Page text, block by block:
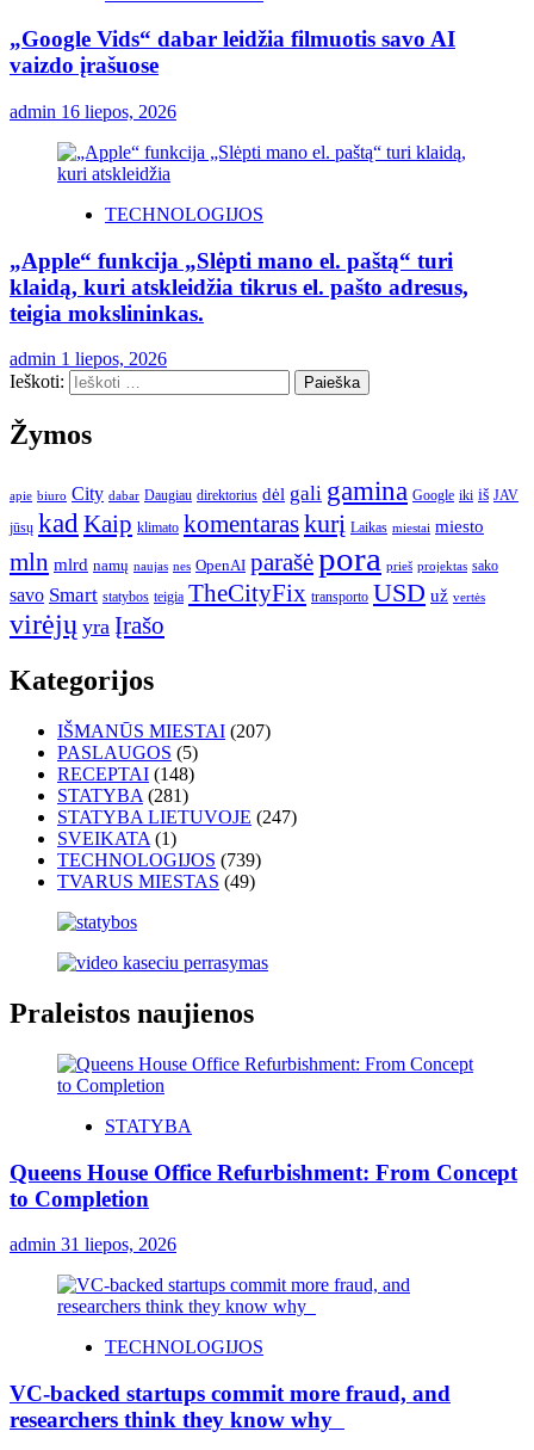
„Google Vids“ dabar leidžia filmuotis savo AI
vaizdo įrašuose
admin 16 liepos, 2026
TECHNOLOGIJOS
„Apple“ funkcija „Slėpti mano el. paštą“ turi
klaidą, kuri atskleidžia tikrus el. pašto adresus,
teigia mokslininkas.
admin 1 liepos, 2026
Ieškoti:
Žymos
apie biuro City dabar Daugiau direktorius dėl gali gamina Google iki iš JAV
jūsų kad Kaip klimato komentaraskurį Laikas miestai miesto
mln mlrd namų naujas nes OpenAI parašėpora prieš projektas sako
savo Smart statybos teigia TheCityFix transporto USD už vertės
virėjų yra Įrašo
Kategorijos
IŠMANŪS MIESTAI (207)
PASLAUGOS (5)
RECEPTAI (148)
STATYBA (281)
STATYBA LIETUVOJE (247)
SVEIKATA (1)
TECHNOLOGIJOS (739)
TVARUS MIESTAS (49)
Praleistos naujienos
STATYBA
Queens House Office Refurbishment: From Concept
to Completion
admin 31 liepos, 2026
TECHNOLOGIJOS
VC-backed startups commit more fraud, and
researchers think they know why